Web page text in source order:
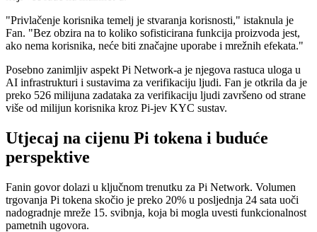
"Privlačenje korisnika temelj je stvaranja korisnosti," istaknula je
Fan. "Bez obzira na to koliko sofisticirana funkcija proizvoda jest,
ako nema korisnika, neće biti značajne uporabe i mrežnih efekata."
Posebno zanimljiv aspekt Pi Network-a je njegova rastuca uloga u
AI infrastrukturi i sustavima za verifikaciju ljudi. Fan je otkrila da je
preko 526 milijuna zadataka za verifikaciju ljudi završeno od strane
više od milijun korisnika kroz Pi-jev KYC sustav.
Utjecaj na cijenu Pi tokena i buduće
perspektive
Fanin govor dolazi u ključnom trenutku za Pi Network. Volumen
trgovanja Pi tokena skočio je preko 20% u posljednja 24 sata uoči
nadogradnje mreže 15. svibnja, koja bi mogla uvesti funkcionalnost
pametnih ugovora.